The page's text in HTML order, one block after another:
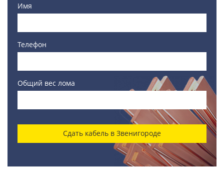
Имя
Телефон
Общий вес лома
Сдать кабель в Звенигороде